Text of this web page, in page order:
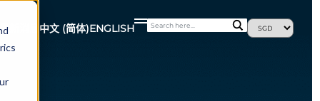
最新消息 中文 (简体)ENGLISH